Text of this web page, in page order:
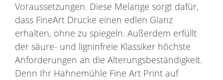
Voraussetzungen. Diese Melange sorgt dafür,
dass FineArt Drucke einen edlen Glanz
erhalten, ohne zu spiegeln. Außerdem erfüllt
der säure- und ligninfreie Klassiker höchste
Anforderungen an die Alterungsbeständigkeit.
Denn Ihr Hahnemühle Fine Art Print auf